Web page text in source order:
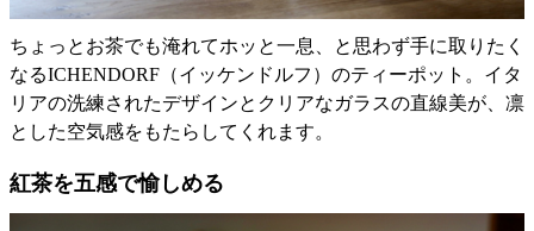
ちょっとお茶でも淹れてホッと一息、と思わず手に取りたく
なるICHENDORF（イッケンドルフ）のティーポット。イタ
リアの洗練されたデザインとクリアなガラスの直線美が、凛
とした空気感をもたらしてくれます。
紅茶を五感で愉しめる